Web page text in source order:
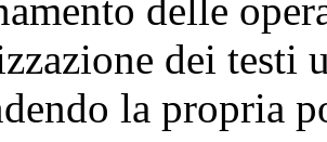
delle
dei
la propria